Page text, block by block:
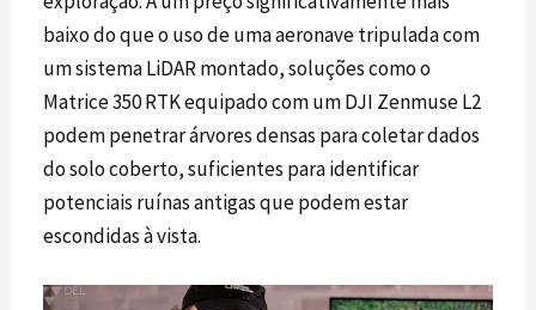
baixo do que o uso de uma aeronave tripulada com
um sistemaLiDARmontado, soluções como o
Matrice 350 RTKequipado com umDJI Zenmuse L2
podem penetrar árvores densas para coletar dados
do solo coberto, suficientes para identificar
potenciais ruínas antigas que podem estar
escondidas à vista.